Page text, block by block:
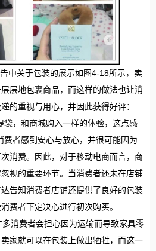
中关于包装的展示如图4-18所示，卖
层地包裹商品，而这样的做法也让消
的重视与用心，并因此获得好评：
袋，和商城购入一样的体验，这点感
费者感到安心与放心，并很可能因为
消费。因此，对于移动电商而言，商
视的重要环节。当消费者还未在店铺
告知消费者店铺还提供了良好的包装
费者下定决心进行初次购买。
消费者会担心因为运输而导致家具零
家就可以在包装上做出牺牲，而这一